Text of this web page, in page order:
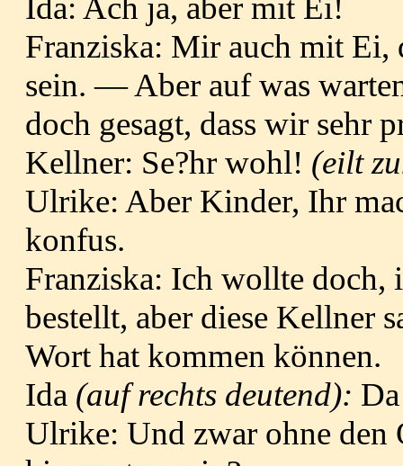
Ida: Ach ja, aber mit Ei!
Franziska: Mir auch mit Ei,
sein. — Aber auf was
doch gesagt, dass wir sehr
Kellner: Se?hr wohl! (eilt
Ulrike: Aber Kinder, Ihr
konfus.
Franziska: Ich wollte doch,
bestellt, aber diese Kellner
Wort hat kommen können.
Ida (auf rechts deutend):
Ulrike: Und zwar ohne den